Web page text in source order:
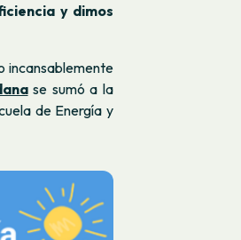
y dimos
incansablemente
se sumó a la
de Energía y